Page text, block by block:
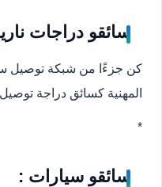
سائقو دراجات
كن جزءًا من شبكة توصيل
المهنية كسائق دراجة
*
سائقو سيارات :